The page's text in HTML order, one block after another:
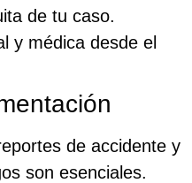
de tu caso.
y médica desde el
de accidente y
son esenciales.